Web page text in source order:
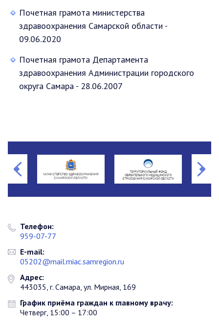
Почетная грамота министерства
здравоохранения Самарской области -
09.06.2020
Почетная грамота Департамента
здравоохранения Администрации городского
округа Самара - 28.06.2007
Телефон:
959-07-77
E-mail:
05202@mail.miac.samregion.ru
Адрес:
443035, г. Самара, ул. Мирная, 169
График приёма граждан к главному врачу:
Четверг, 15:00 – 17:00